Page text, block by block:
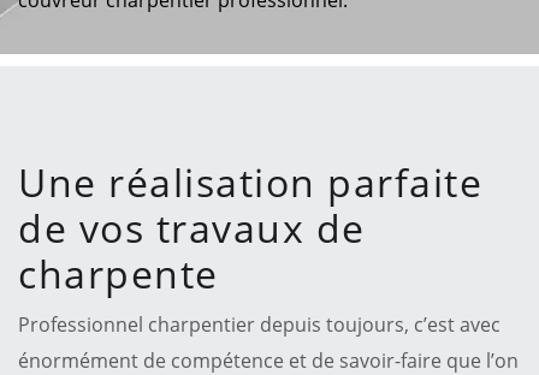
Une réalisation parfaite
de vos travaux de
charpente
Professionnel charpentier depuis toujours, c’est avec
énormément de compétence et de savoir-faire que l’on